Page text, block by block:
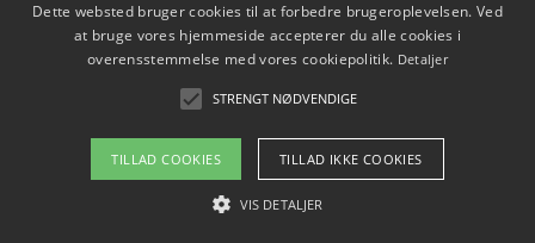
Sådan lærer du miljørigtig kørsel hos en køreskole i
Gentofte
Copyright 2026 - Pilanto Aps
Om / kontakt
Dette websted bruger cookies til at forbedre brugeroplevelsen. Ved
at bruge vores hjemmeside accepterer du alle cookies i
overensstemmelse med vores cookiepolitik. Detaljer
STRENGT NØDVENDIGE
TILLAD COOKIES TILLAD IKKE COOKIES
VIS DETALJER